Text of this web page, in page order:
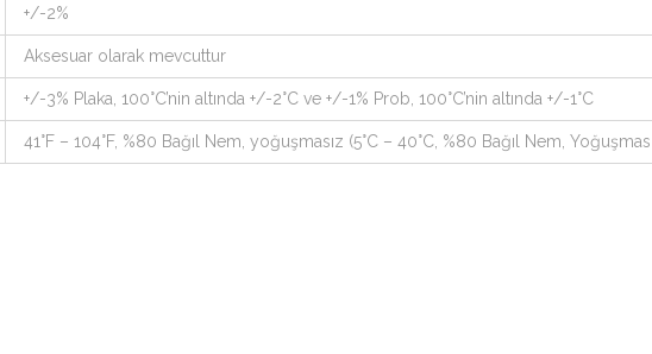
+/-2%
Aksesuar olarak mevcuttur
+/-3% Plaka, 100°C’nin altında +/-2°C ve +/-1% Prob, 100°C’nin altında +/-1°C
41°F – 104°F, %80 Bağıl Nem, yoğuşmasız (5°C – 40°C, %80 Bağıl Nem,